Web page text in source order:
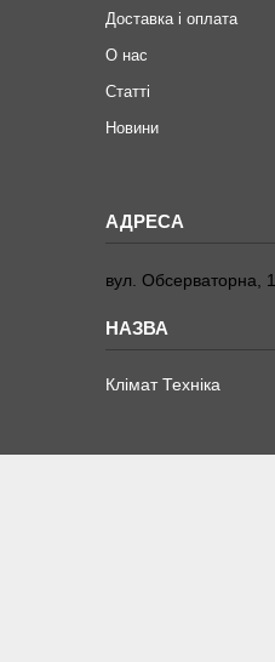
Доставка і оплата
О нас
Статті
Новини
вул. Обсерваторна,
Клімат Техніка